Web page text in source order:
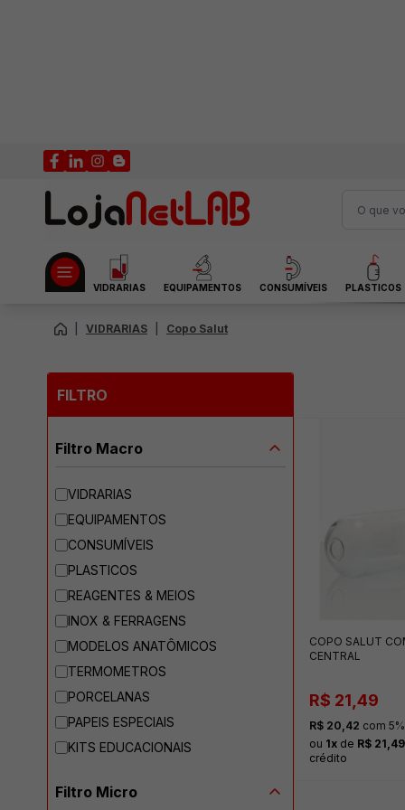
VIDRARIAS EQUIPAMENTOS CONSUMÍVEIS PLASTICOS
VIDRARIAS Copo Salut
FILTRO
Filtro Macro
VIDRARIAS
EQUIPAMENTOS
CONSUMÍVEIS
PLASTICOS
REAGENTES & MEIOS
INOX & FERRAGENS
MODELOS ANATÔMICOS
TERMOMETROS
PORCELANAS
PAPEIS ESPECIAIS
KITS EDUCACIONAIS
Filtro Micro
COPO SALUT
CENTRAL
R$ 21,49
R$ 20,42 com
ou 1xde R$ 21,49
crédito